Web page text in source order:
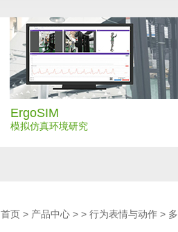
ErgoSIM
模拟仿真环境研究
首页 > 产品中心 > > 行为表情与动作 >